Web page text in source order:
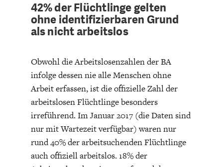
DIE NÄCHSTE STUFE DER
GLOBALISIERUNG
GESELLSCHAFT
42% der Flüchtlinge gelten
ohne identifizierbaren Grund
als nicht arbeitslos
Obwohl die Arbeitslosenzahlen der BA
infolge dessen nie alle Menschen ohne
Arbeit erfassen, ist die offizielle Zahl der
arbeitslosen Flüchtlinge besonders
irreführend. Im Januar 2017 (die Daten sind
nur mit Wartezeit verfügbar) waren nur
rund 40% der arbeitsuchenden Flüchtlinge
auch offiziell arbeitslos. 18% der